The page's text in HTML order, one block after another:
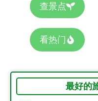
查景点
看热门
最好的